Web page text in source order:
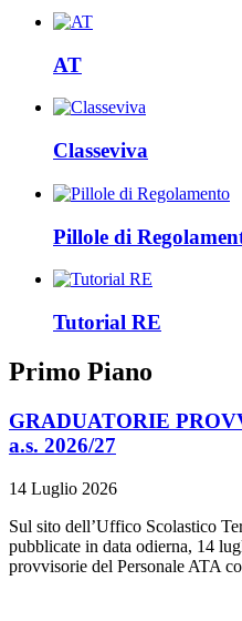
AT
Classeviva
Pillole di
Tutorial RE
Primo Piano
GRADUATORIE
a.s. 2026/27
14 Luglio 2026
Sul sito dell’Uffico Scolastico
pubblicate in data odierna, 14
provvisorie del Personale ATA